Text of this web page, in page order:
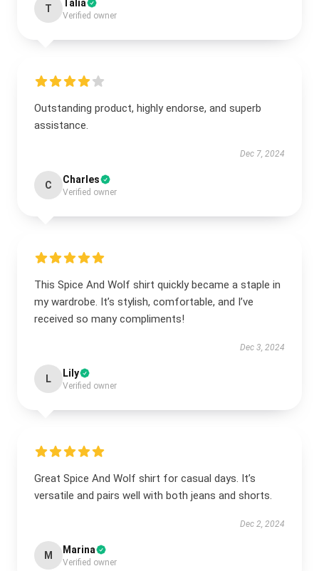
T Talia
Verified owner
Outstanding product, highly endorse, and superb
assistance.
Dec 7, 2024
C Charles
Verified owner
This Spice And Wolf shirt quickly became a staple in
my wardrobe. It’s stylish, comfortable, and I’ve
received so many compliments!
Dec 3, 2024
L Lily
Verified owner
Great Spice And Wolf shirt for casual days. It’s
versatile and pairs well with both jeans and shorts.
Dec 2, 2024
M Marina
Verified owner